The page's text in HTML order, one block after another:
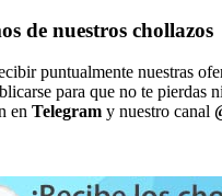
de nuestros chollazos
puntualmente nuestras
para que no te pierdas
en Telegram y nuestro canal